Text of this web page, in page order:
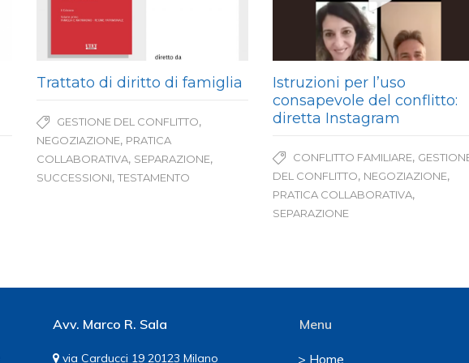
Trattato di diritto di famiglia
GESTIONE DEL CONFLITTO,
NEGOZIAZIONE, PRATICA
COLLABORATIVA, SEPARAZIONE,
SUCCESSIONI,TESTAMENTO
Istruzioni per l’uso
consapevole del conflitto:
diretta Instagram
CONFLITTO FAMILIARE,
DEL CONFLITTO, NEGOZIAZIONE,
PRATICA COLLABORATIVA,
SEPARAZIONE
Avv. Marco R. Sala
via Carducci 19 20123 Milano
Menu
> Home